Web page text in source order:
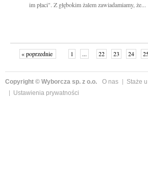
im płaci". Z głębokim żalem zawiadamiamy, że...
« poprzednie 1 ... 22 23 24
Copyright © Wyborcza sp. z o.o. O nas Staże
Ustawienia prywatności